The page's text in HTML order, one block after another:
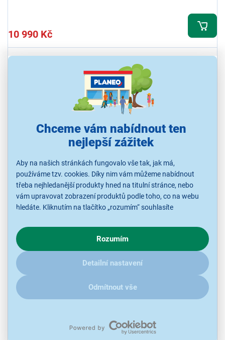
Chceme vám nabídnout ten
nejlepší zážitek
Aby na našich stránkách fungovalo vše tak, jak má,
používáme tzv. cookies. Díky nim vám můžeme nabídnout
třeba nejhledanější produkty hned na titulní stránce, nebo
vám upravovat zobrazení produktů podle toho, co na webu
hledáte. Kliknutím na tlačítko „rozumím“ souhlasíte
chování na webu pro zobrazení cílených reklam. Pokud vás
zajímají detaily, jak u nás s cookies a dalšími údaji pracujeme,
kliknětesem.
Rozumím
Detailní nastavení
Odmítnout vše
10 990 Kč
Samsung 32" Smart monitor M7 (M70F)
(LS32FM702UUXDU)
LCD monitor, úhlopříčka 32" / 81,28 cm, 3840 × 2160 px VA 60 Hz,
jas 240 Nits, odezva 4 ms, HDMI, VESA 100 × 100, barva černá
Ihned k odeslání
U Vás již od 14.8.
5 709 Kč
NA OBJEDNÁVKU